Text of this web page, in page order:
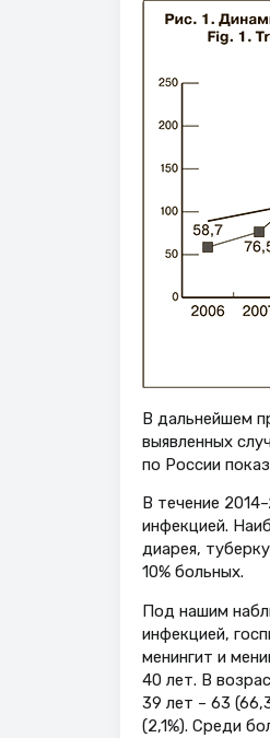
В дальнейшем
выявленных
по России
В течение
инфекцией.
диарея,
10% больных.
Под нашим
инфекцией,
менингит и
40 лет. В
39 лет – 63
(2,1%). Среди